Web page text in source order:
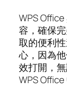
WPS
容，確保
取的便利
心，因為
效打開，
WPS Office